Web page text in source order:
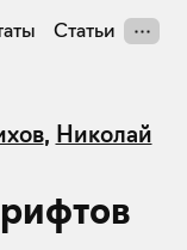
Статьи
, Николай